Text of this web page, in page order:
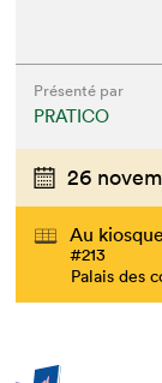
Présenté par
PRATICO
26
Au kiosque
#213
Palais des